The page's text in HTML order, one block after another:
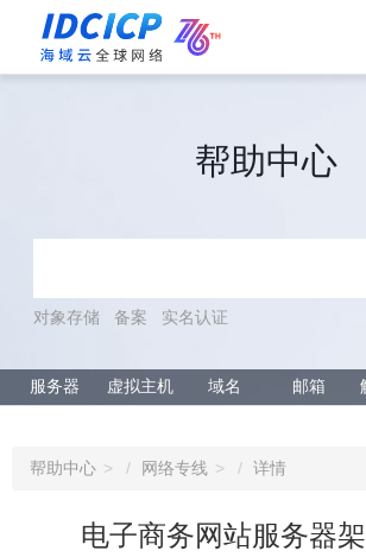
帮助中心
对象存储 备案 实名认证
服务器 虚拟主机 域名 邮箱
帮助中心 网络专线 详情
电子商务网站服务器